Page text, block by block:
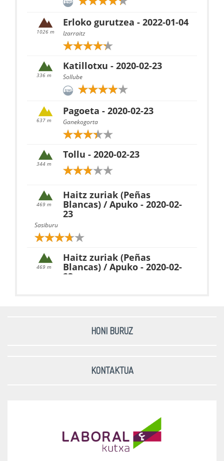
1026 m
Erloko gurutzea - 2022-01-04
Izarraitz
336 m
Katillotxu - 2020-02-23
Sollube
637 m
Pagoeta - 2020-02-23
Ganekogorta
344 m
Tollu - 2020-02-23
469 m
Haitz zuriak (Peñas
Blancas) / Apuko - 2020-02-
23
Sasiburu
469 m
Haitz zuriak (Peñas
Blancas) / Apuko - 2020-02-
23
Triano eta Grumeran
Sollube - 2019-12-10
Zamaia - 2018-11-17
HONI BURUZ
KONTAKTUA